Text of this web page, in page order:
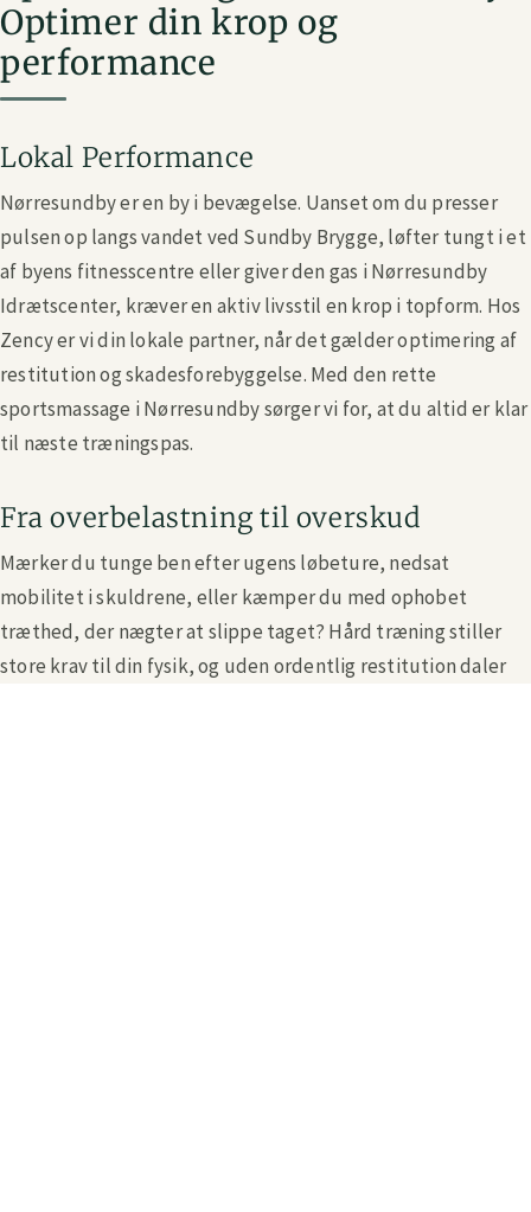
Optimer din krop og
performance
Lokal Performance
Nørresundby er en by i bevægelse. Uanset om du presser
pulsen op langs vandet ved Sundby Brygge, løfter tungt i et
af byens fitnesscentre eller giver den gas i Nørresundby
Idrætscenter, kræver en aktiv livsstil en krop i topform. Hos
Zency er vi din lokale partner, når det gælder optimering af
restitution og skadesforebyggelse. Med den rette
sportsmassage i Nørresundby sørger vi for, at du altid er klar
til næste træningspas.
Fra overbelastning til overskud
Mærker du tunge ben efter ugens løbeture, nedsat
mobilitet i skuldrene, eller kæmper du med ophobet
træthed, der nægter at slippe taget? Hård træning stiller
store krav til din fysik, og uden ordentlig restitution daler